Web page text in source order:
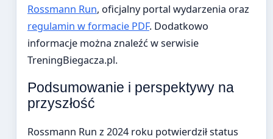
Rossmann Run, oficjalny portal wydarzenia oraz
regulamin w formacie PDF. Dodatkowo
informacje można znaleźć w serwisie
TreningBiegacza.pl.
Podsumowanie i perspektywy na
przyszłość
Rossmann Run z 2024 roku potwierdził status